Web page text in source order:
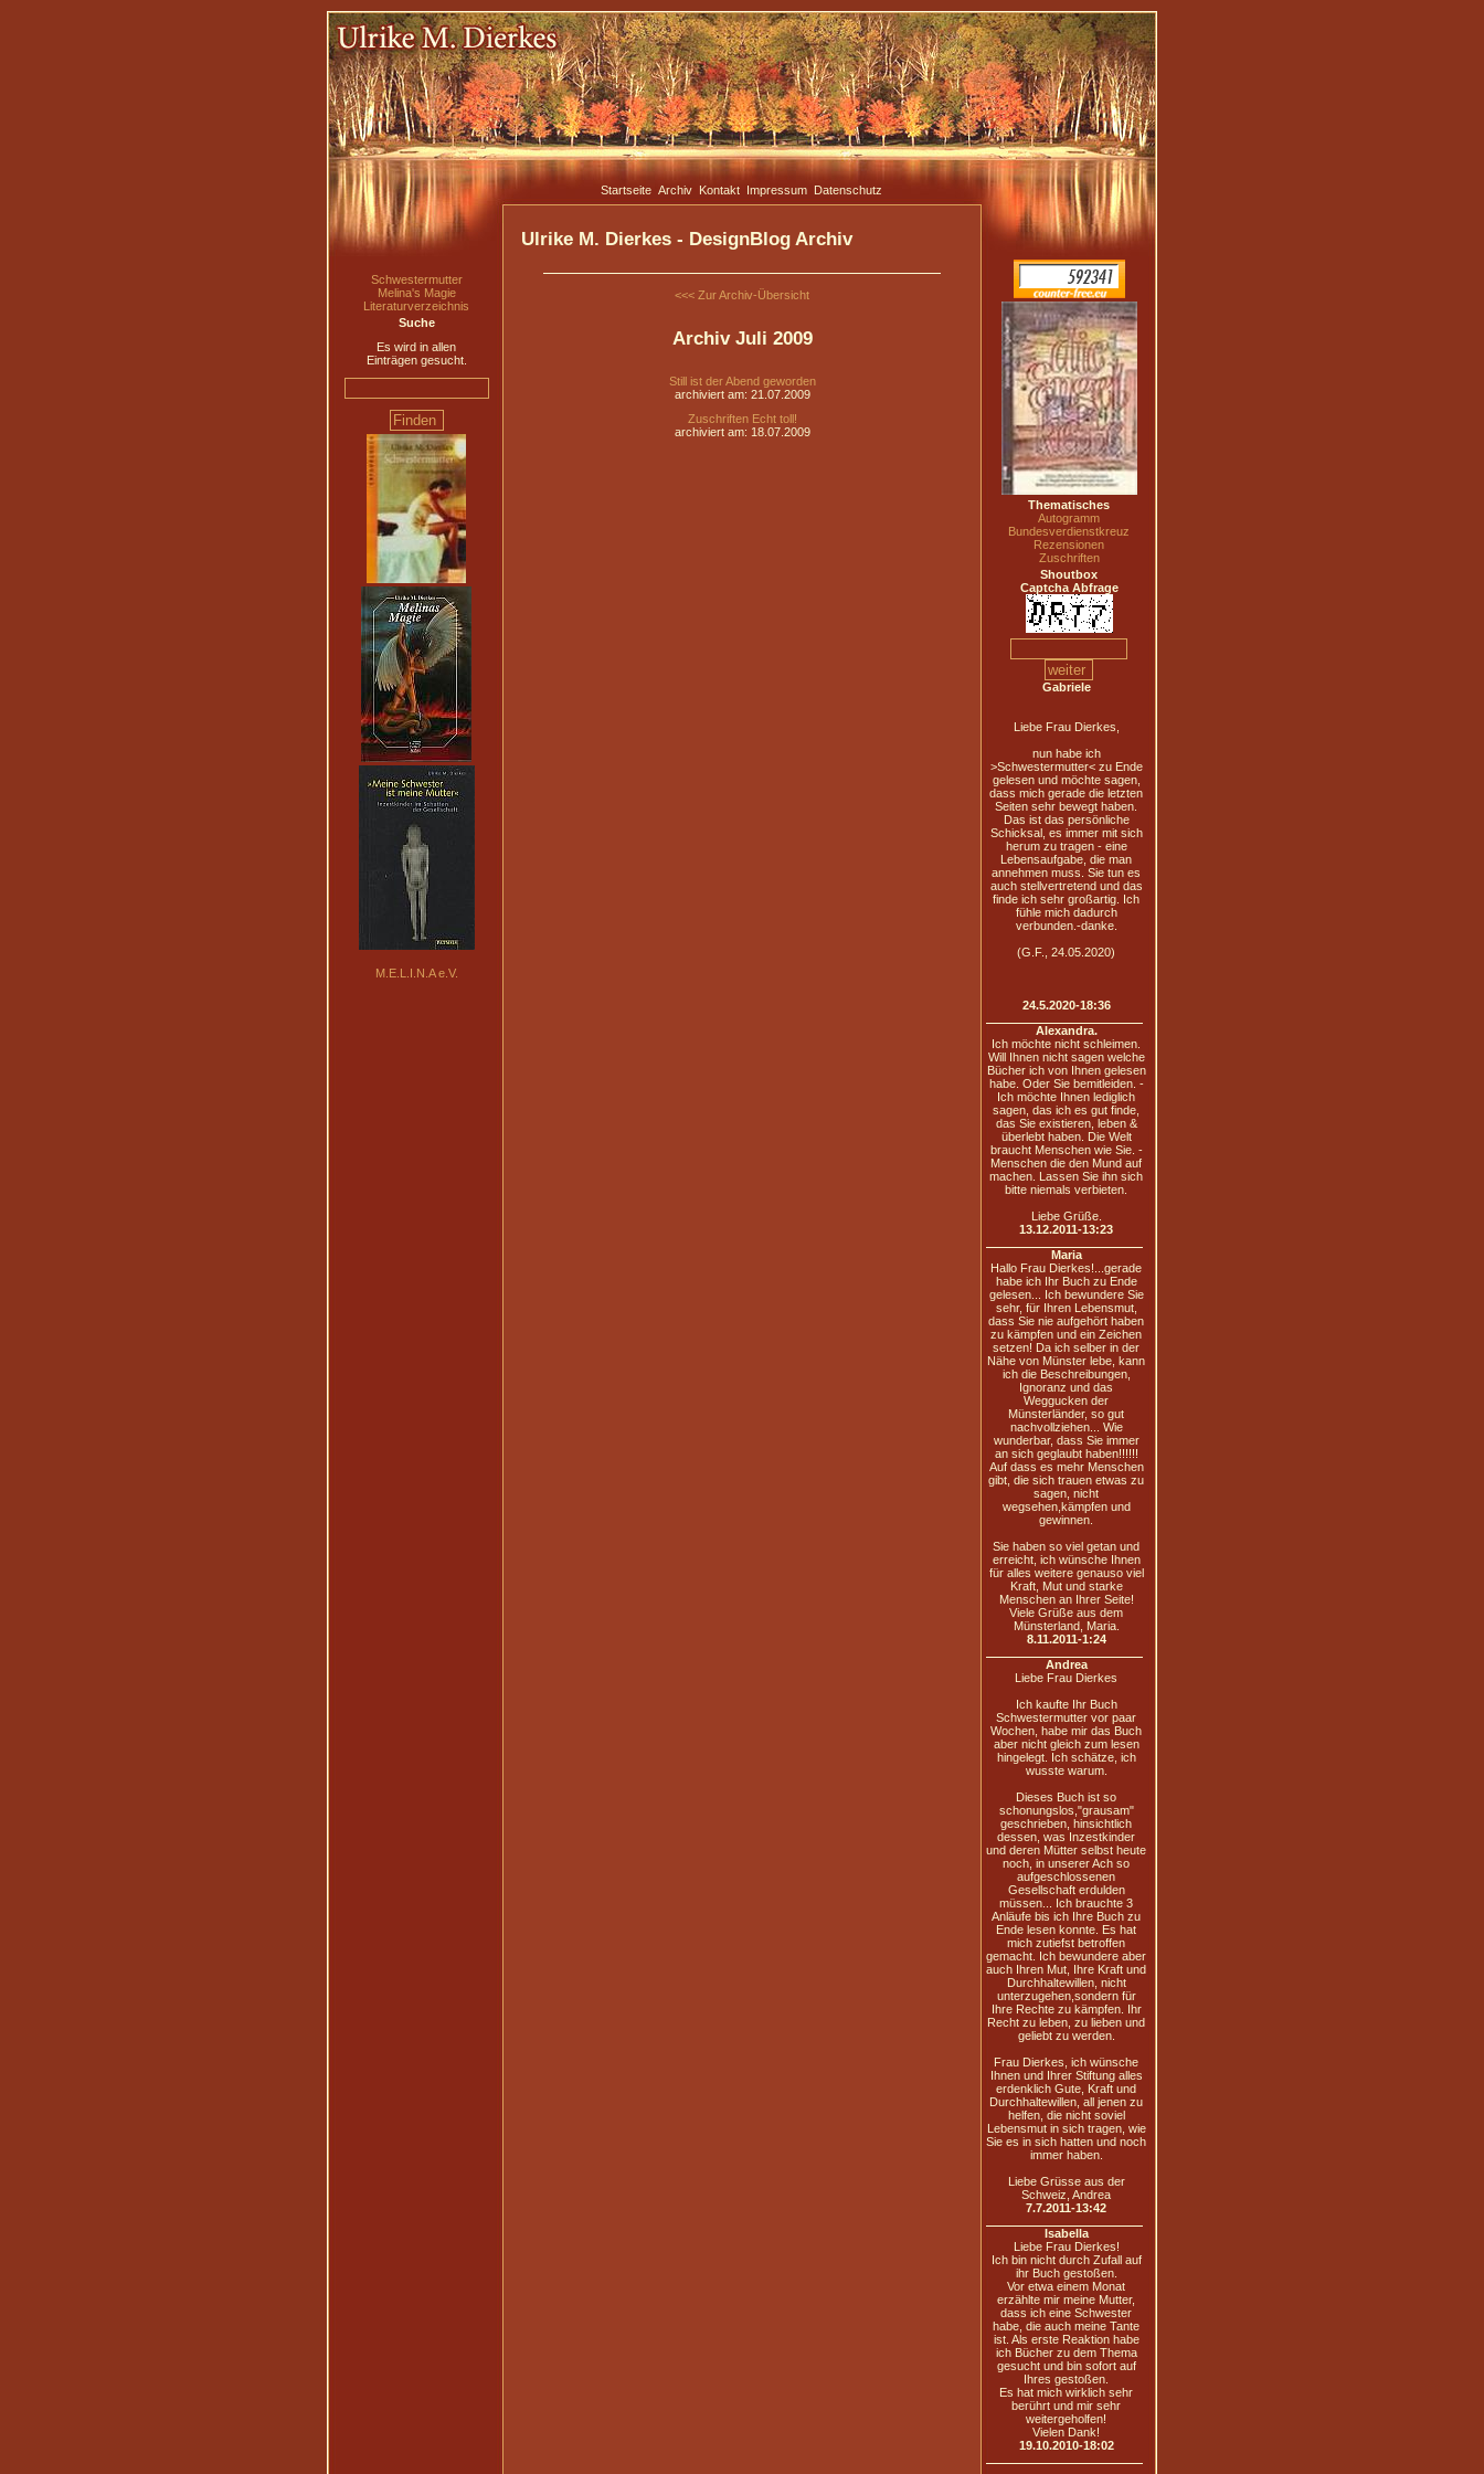
Startseite Archiv Kontakt Impressum Datenschutz
Schwestermutter
Melina's Magie
Literaturverzeichnis
Suche
Es wird in allen
Einträgen gesucht.
M.E.L.I.N.A e.V.
Ulrike M. Dierkes - DesignBlog Archiv
<<< Zur Archiv-Übersicht
Archiv Juli 2009
Still ist der Abend geworden
archiviert am: 21.07.2009
Zuschriften Echt toll!
archiviert am: 18.07.2009
Thematisches
Autogramm
Bundesverdienstkreuz
Rezensionen
Zuschriften
Shoutbox
Captcha Abfrage
Gabriele
Liebe Frau Dierkes,
nun habe ich
>Schwestermutter< zu Ende
gelesen und möchte sagen,
dass mich gerade die letzten
Seiten sehr bewegt haben.
Das ist das persönliche
Schicksal, es immer mit sich
herum zu tragen - eine
Lebensaufgabe, die man
annehmen muss. Sie tun es
auch stellvertretend und das
finde ich sehr großartig. Ich
fühle mich dadurch
verbunden.-danke.
(G.F., 24.05.2020)
24.5.2020-18:36
Alexandra.
Ich möchte nicht schleimen.
Will Ihnen nicht sagen welche
Bücher ich von Ihnen gelesen
habe. Oder Sie bemitleiden. -
Ich möchte Ihnen lediglich
sagen, das ich es gut finde,
das Sie existieren, leben &
überlebt haben. Die Welt
braucht Menschen wie Sie. -
Menschen die den Mund auf
machen. Lassen Sie ihn sich
bitte niemals verbieten.
Liebe Grüße.
13.12.2011-13:23
Maria
Hallo Frau Dierkes!...gerade
habe ich Ihr Buch zu Ende
gelesen... Ich bewundere Sie
sehr, für Ihren Lebensmut,
dass Sie nie aufgehört haben
zu kämpfen und ein Zeichen
setzen! Da ich selber in der
Nähe von Münster lebe, kann
ich die Beschreibungen,
Ignoranz und das
Weggucken der
Münsterländer, so gut
nachvollziehen... Wie
wunderbar, dass Sie immer
an sich geglaubt haben!!!!!!
Auf dass es mehr Menschen
gibt, die sich trauen etwas zu
sagen, nicht
wegsehen,kämpfen und
gewinnen.
Sie haben so viel getan und
erreicht, ich wünsche Ihnen
für alles weitere genauso viel
Kraft, Mut und starke
Menschen an Ihrer Seite!
Viele Grüße aus dem
Münsterland, Maria.
8.11.2011-1:24
Andrea
Liebe Frau Dierkes
Ich kaufte Ihr Buch
Schwestermutter vor paar
Wochen, habe mir das Buch
aber nicht gleich zum lesen
hingelegt. Ich schätze, ich
wusste warum.
Dieses Buch ist so
schonungslos,"grausam"
geschrieben, hinsichtlich
dessen, was Inzestkinder
und deren Mütter selbst heute
noch, in unserer Ach so
aufgeschlossenen
Gesellschaft erdulden
müssen... Ich brauchte 3
Anläufe bis ich Ihre Buch zu
Ende lesen konnte. Es hat
mich zutiefst betroffen
gemacht. Ich bewundere aber
auch Ihren Mut, Ihre Kraft und
Durchhaltewillen, nicht
unterzugehen,sondern für
Ihre Rechte zu kämpfen. Ihr
Recht zu leben, zu lieben und
geliebt zu werden.
Frau Dierkes, ich wünsche
Ihnen und Ihrer Stiftung alles
erdenklich Gute, Kraft und
Durchhaltewillen, all jenen zu
helfen, die nicht soviel
Lebensmut in sich tragen, wie
Sie es in sich hatten und noch
immer haben.
Liebe Grüsse aus der
Schweiz, Andrea
7.7.2011-13:42
Isabella
Liebe Frau Dierkes!
Ich bin nicht durch Zufall auf
ihr Buch gestoßen.
Vor etwa einem Monat
erzählte mir meine Mutter,
dass ich eine Schwester
habe, die auch meine Tante
ist. Als erste Reaktion habe
ich Bücher zu dem Thema
gesucht und bin sofort auf
Ihres gestoßen.
Es hat mich wirklich sehr
berührt und mir sehr
weitergeholfen!
Vielen Dank!
19.10.2010-18:02